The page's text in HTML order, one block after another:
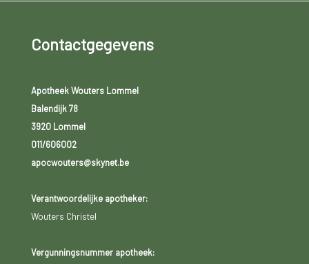
Contactgegevens
Apotheek Wouters Lommel
Balendijk 78
3920 Lommel
011/606002
apocwouters@skynet.be
Verantwoordelijke apotheker:
Wouters Christel
Vergunningsnummer apotheek: